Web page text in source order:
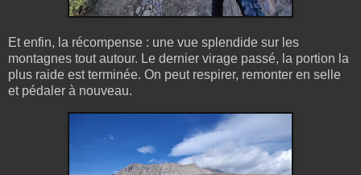
Et enfin, la récompense : une vue splendide sur les
montagnes tout autour. Le dernier virage passé, la portion la
plus raide est terminée. On peut respirer, remonter en selle
et pédaler à nouveau.